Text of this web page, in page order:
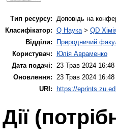
Тип ресурсу: Доповідь на
Класифікатор: Q Наука> QD
Відділи:
Природничий
Користувач:
Юлія Авраменко
Дата подачі: 23 Трав 2024 16:48
Оновлення: 23 Трав 2024 16:48
URI:
https://
Дії